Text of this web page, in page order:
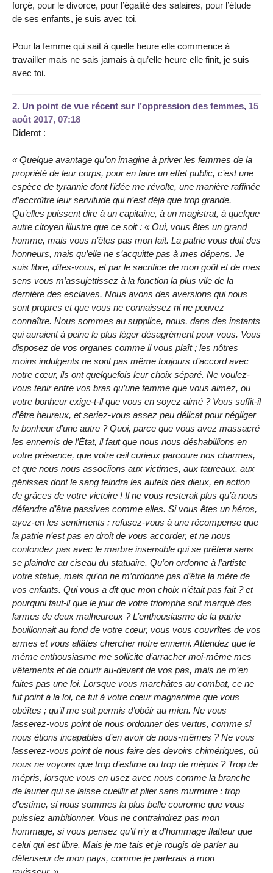
forçé, pour le divorce, pour l’égalité des salaires, pour l’étude
de ses enfants, je suis avec toi.
Pour la femme qui sait à quelle heure elle commence à
travailler mais ne sais jamais à qu’elle heure elle finit, je suis
avec toi.
2. Un point de vue récent sur l’oppression des femmes, 15
août 2017, 07:18
Diderot :
« Quelque avantage qu’on imagine à priver les femmes de la
propriété de leur corps, pour en faire un effet public, c’est une
espèce de tyrannie dont l’idée me révolte, une manière raffinée
d’accroître leur servitude qui n’est déjà que trop grande.
Qu’elles puissent dire à un capitaine, à un magistrat, à quelque
autre citoyen illustre que ce soit : « Oui, vous êtes un grand
homme, mais vous n’êtes pas mon fait. La patrie vous doit des
honneurs, mais qu’elle ne s’acquitte pas à mes dépens. Je
suis libre, dites-vous, et par le sacrifice de mon goût et de mes
sens vous m’assujettissez à la fonction la plus vile de la
dernière des esclaves. Nous avons des aversions qui nous
sont propres et que vous ne connaissez ni ne pouvez
connaître. Nous sommes au supplice, nous, dans des instants
qui auraient à peine le plus léger désagrément pour vous. Vous
disposez de vos organes comme il vous plaît ; les nôtres
moins indulgents ne sont pas même toujours d’accord avec
notre cœur, ils ont quelquefois leur choix séparé. Ne voulez-
vous tenir entre vos bras qu’une femme que vous aimez, ou
votre bonheur exige-t-il que vous en soyez aimé ? Vous suffit-il
d’être heureux, et seriez-vous assez peu délicat pour négliger
le bonheur d’une autre ? Quoi, parce que vous avez massacré
les ennemis de l’État, il faut que nous nous déshabillions en
votre présence, que votre œil curieux parcoure nos charmes,
et que nous nous associions aux victimes, aux taureaux, aux
génisses dont le sang teindra les autels des dieux, en action
de grâces de votre victoire ! Il ne vous resterait plus qu’à nous
défendre d’être passives comme elles. Si vous êtes un héros,
ayez-en les sentiments : refusez-vous à une récompense que
la patrie n’est pas en droit de vous accorder, et ne nous
confondez pas avec le marbre insensible qui se prêtera sans
se plaindre au ciseau du statuaire. Qu’on ordonne à l’artiste
votre statue, mais qu’on ne m’ordonne pas d’être la mère de
vos enfants. Qui vous a dit que mon choix n’était pas fait ? et
pourquoi faut-il que le jour de votre triomphe soit marqué des
larmes de deux malheureux ? L’enthousiasme de la patrie
bouillonnait au fond de votre cœur, vous vous couvrîtes de vos
armes et vous allâtes chercher notre ennemi. Attendez que le
même enthousiasme me sollicite d’arracher moi-même mes
vêtements et de courir au-devant de vos pas, mais ne m’en
faites pas une loi. Lorsque vous marchâtes au combat, ce ne
fut point à la loi, ce fut à votre cœur magnanime que vous
obéîtes ; qu’il me soit permis d’obéir au mien. Ne vous
lasserez-vous point de nous ordonner des vertus, comme si
nous étions incapables d’en avoir de nous-mêmes ? Ne vous
lasserez-vous point de nous faire des devoirs chimériques, où
nous ne voyons que trop d’estime ou trop de mépris ? Trop de
mépris, lorsque vous en usez avec nous comme la branche
de laurier qui se laisse cueillir et plier sans murmure ; trop
d’estime, si nous sommes la plus belle couronne que vous
puissiez ambitionner. Vous ne contraindrez pas mon
hommage, si vous pensez qu’il n’y a d’hommage flatteur que
celui qui est libre. Mais je me tais et je rougis de parler au
défenseur de mon pays, comme je parlerais à mon